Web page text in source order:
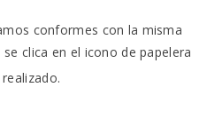
conformes con la misma
clica en el icono de papelera